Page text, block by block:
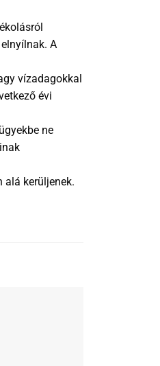
A
vízadagokkal
évi
ne
alá kerüljenek.